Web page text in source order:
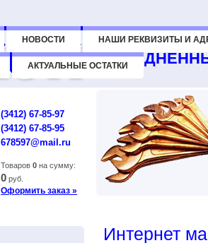
НОВОСТИ НАШИ РЕКВИЗИТЫ И
АКТУАЛЬНЫЕ ОСТАТКИ
(3412) 67-85-97
(3412) 67-85-95
678597@mail.ru
Товаров 0 на сумму:
0 руб.
Оформить заказ »
Интернет